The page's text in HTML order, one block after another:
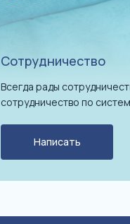
Сотрудничество
Всегда рады
сотрудничество по
Написать